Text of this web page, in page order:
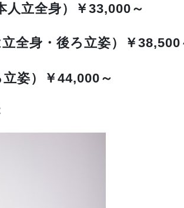
人立全身）￥33,000～
全身・後ろ立姿）￥38,500
立姿）￥44,000～